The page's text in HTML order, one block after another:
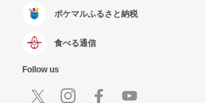
ポケマルふるさと納税
食べる通信
Follow us